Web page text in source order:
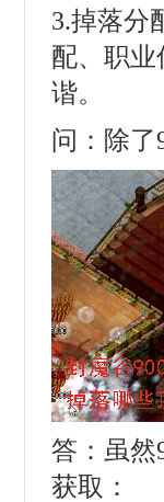
3.掉落分
配、职
谐。
问：除了
答：虽然
获取：